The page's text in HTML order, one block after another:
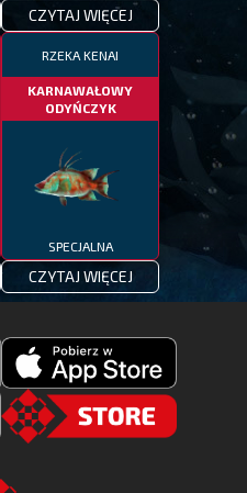
CZYTAJ WIĘCEJ
RZEKA KENAI
KARNAWAŁOWY
ODYŃCZYK
SPECJALNA
CZYTAJ WIĘCEJ
Pobierz
Fishing
z
to